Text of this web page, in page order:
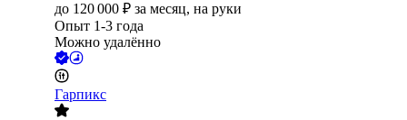
до 120 000 ₽ за месяц, на руки
Опыт 1-3 года
Можно удалённо
Гарпикс